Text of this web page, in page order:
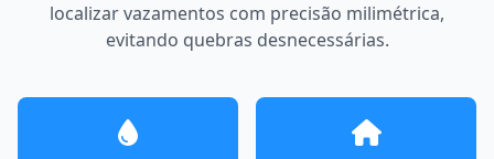
localizar vazamentos com precisão milimétrica,
evitando quebras desnecessárias.